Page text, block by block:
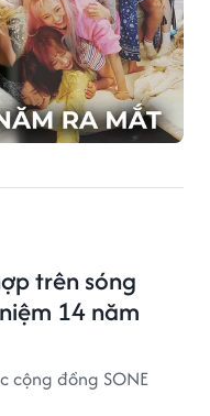
trên sóng
14 năm
cộng đồng SONE